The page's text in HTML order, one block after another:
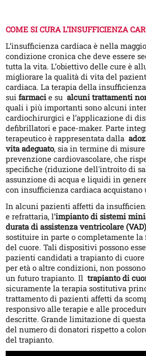
COME SI CURA L’INSUFFICIENZA
L’insufficienza cardiaca è nella
condizione cronica che deve essere
tutta la vita. L’obiettivo delle cure è
migliorare la qualità di vita del
cardiaca. La terapia della
suifarmaci e su alcuni trattamenti
quali i più importanti sono alcuni
cardiochirurgici e l’applicazione di
defibrillatori e pace-maker. Parte
terapeutico è rappresentata dalla
vita adeguato, sia in termine di
prevenzione cardiovascolare, che
specifiche (riduzione dell'introito di
assunzione di acqua e liquidi in
con insufficienza cardiaca acquistano
In alcuni pazienti affetti da
e refrattaria, l’impianto di sistemi
durata di assistenza ventricolare (VAD)
sostituire in parte o completamente
del cuore. Tali dispositivi possono
pazienti candidati a trapianto di
per età o altre condizioni, non
un futuro trapianto. Il trapianto di
sicuramente la terapia sostitutiva
trattamento di pazienti affetti da
responsivo alle terapie e alle
descritte. Grande limitazione di
del numero di donatori rispetto a
del trapianto.